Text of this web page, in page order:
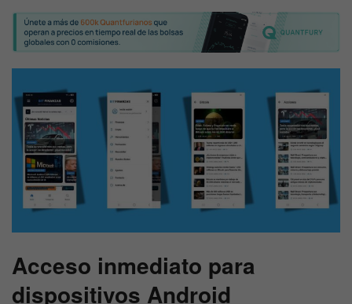
Acceso inmediato para
dispositivos Android